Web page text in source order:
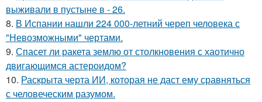
выживали в пустыне в - 26.
8. В Испании нашли 224 000-летний череп человека с
"Невозможными" чертами.
9. Спасет ли ракета землю от столкновения с хаотично
двигающимся астероидом?
10. Раскрыта черта ИИ, которая не даст ему сравняться
с человеческим разумом.